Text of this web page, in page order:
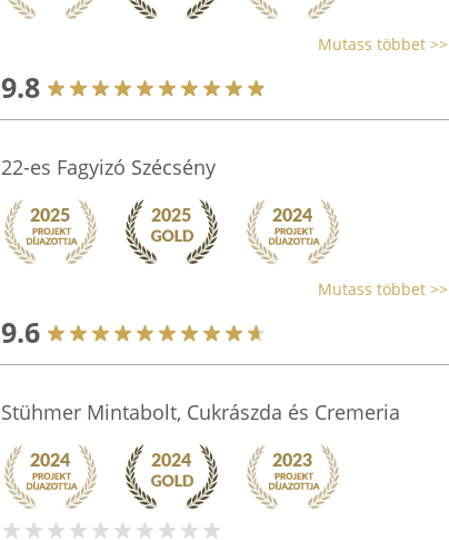
Mutass többet >>
9.8
22-es Fagyizó Szécsény
Mutass többet >>
9.6
Stühmer Mintabolt, Cukrászda és Cremeria